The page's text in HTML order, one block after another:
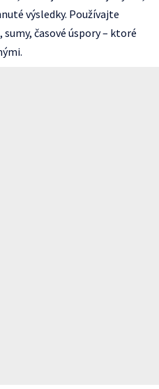
výsledky. Používajte
časové úspory – ktoré